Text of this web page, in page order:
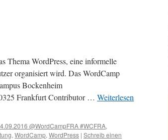
Thema WordPress, eine informelle
organisiert wird. Das WordCamp
Bockenheim
Frankfurt Contributor … Weiterlesen
@WordCampFRA #WCFRA,
, WordCamp, WordPress | Schreib einen